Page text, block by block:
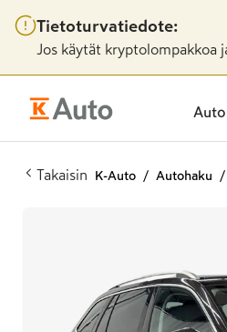
Tietoturvatiedote:
Jos käytät kryptolompakkoa
Takaisin K-Auto Autohaku